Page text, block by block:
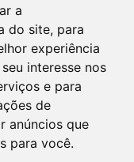
a
do site, para
experiência
interesse nos
e para
de
anúncios que
para você.